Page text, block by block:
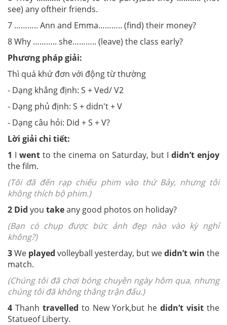
see) any oftheir friends.
7 ……….. Ann and Emma……….. (find) their money?
8 Why ……….. she……….. (leave) the class early?
Phương pháp giải:
Thì quá khứ đơn với động từ thường
- Dạng khẳng định: S + Ved/ V2
- Dạng phủ định: S + didn't + V
- Dạng câu hỏi: Did + S + V?
Lời giải chi tiết:
1 Iwent to the cinema on Saturday, but I didn’t enjoy
the film.
(Tôi đã đến rạp chiếu phim vào thứ Bảy, nhưng tôi
không thích bộ phim.)
2 Did you takeany good photos on holiday?
(Bạn có chụp được bức ảnh đẹp nào vào kỳ nghỉ
không?)
3We played volleyball yesterday, but wedidn’t win the
match.
(Chúng tôi đã chơi bóng chuyền ngày hôm qua, nhưng
chúng tôi đã không thắng trận đấu.)
4 Thanh travelled to New York,but hedidn’t visit the
Statueof Liberty.